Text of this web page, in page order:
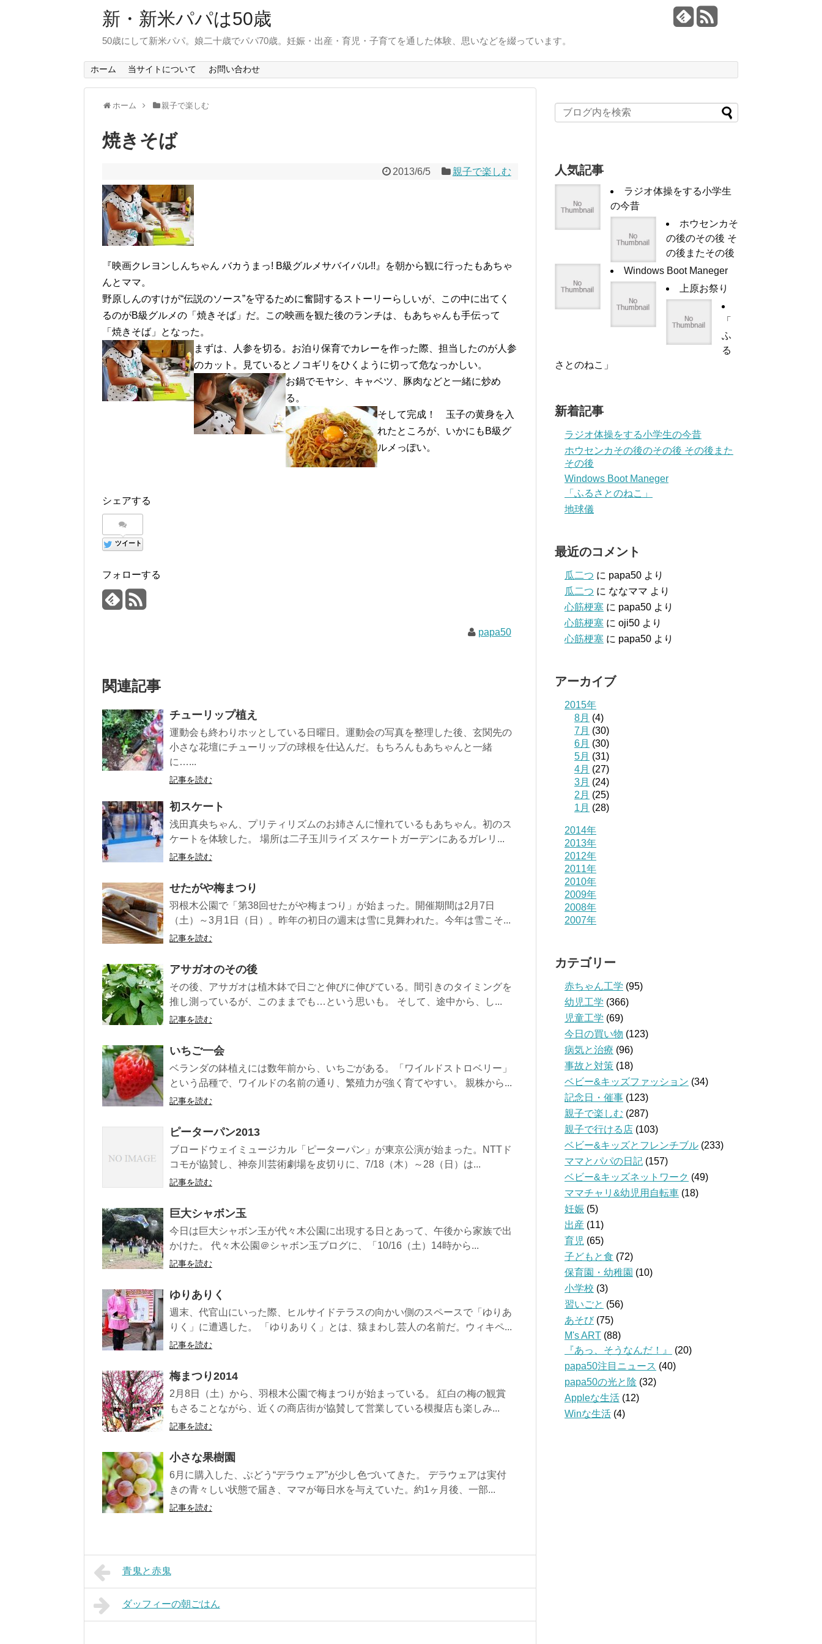
新・新米パパは50歳
50歳にして新米パパ。娘二十歳でパパ70歳。妊娠・出産・育児・子育てを通した体験、思いなどを綴っています。
ホーム 当サイトについて お問い合わせ
ホーム 親子で楽しむ
焼きそば
2013/6/5 親子で楽しむ
『映画クレヨンしんちゃん バカうまっ! B級グルメサバイバル!!』を朝から観に行ったもあちゃ
んとママ。
野原しんのすけが“伝説のソース”を守るために奮闘するストーリーらしいが、この中に出てく
るのがB級グルメの「焼きそば」だ。この映画を観た後のランチは、もあちゃんも手伝って
「焼きそば」となった。
まずは、人参を切る。お泊り保育でカレーを作った際、担当したのが人参
のカット。見ているとノコギリをひくように切って危なっかしい。
お鍋でモヤシ、キャベツ、豚肉などと一緒に炒め
る。
そして完成！ 玉子の黄身を入
れたところが、いかにもB級グ
ルメっぽい。
シェアする
ツイート
フォローする
papa50
関連記事
チューリップ植え
運動会も終わりホッとしている日曜日。運動会の写真を整理した後、玄関先の
小さな花壇にチューリップの球根を仕込んだ。もちろんもあちゃんと一緒
に…...
記事を読む
初スケート
浅田真央ちゃん、プリティリズムのお姉さんに憧れているもあちゃん。初のス
ケートを体験した。 場所は二子玉川ライズ スケートガーデンにあるガレリ...
記事を読む
せたがや梅まつり
羽根木公園で「第38回せたがや梅まつり」が始まった。開催期間は2月7日
（土）～3月1日（日）。昨年の初日の週末は雪に見舞われた。今年は雪こそ...
記事を読む
アサガオのその後
その後、アサガオは植木鉢で日ごと伸びに伸びている。間引きのタイミングを
推し測っているが、このままでも…という思いも。 そして、途中から、し...
記事を読む
いちご一会
ベランダの鉢植えには数年前から、いちごがある。「ワイルドストロベリー」
という品種で、ワイルドの名前の通り、繁殖力が強く育てやすい。 親株から...
記事を読む
ピーターパン2013
ブロードウェイミュージカル「ピーターパン」が東京公演が始まった。NTTド
コモが協賛し、神奈川芸術劇場を皮切りに、7/18（木）～28（日）は...
記事を読む
巨大シャボン玉
今日は巨大シャボン玉が代々木公園に出現する日とあって、午後から家族で出
かけた。 代々木公園＠シャボン玉ブログに、「10/16（土）14時から...
記事を読む
ゆりありく
週末、代官山にいった際、ヒルサイドテラスの向かい側のスペースで「ゆりあ
りく」に遭遇した。 「ゆりありく」とは、猿まわし芸人の名前だ。ウィキペ...
記事を読む
梅まつり2014
2月8日（土）から、羽根木公園で梅まつりが始まっている。 紅白の梅の観賞
もさることながら、近くの商店街が協賛して営業している模擬店も楽しみ...
記事を読む
小さな果樹園
6月に購入した、ぶどう“デラウェア”が少し色づいてきた。 デラウェアは実付
きの青々しい状態で届き、ママが毎日水を与えていた。約1ヶ月後、一部...
記事を読む
青鬼と赤鬼
ダッフィーの朝ごはん
人気記事
ラジオ体操をする小学生
の今昔
ホウセンカそ
の後のその後 そ
の後またその後
Windows Boot Maneger
上原お祭り
「
ふ
る
さとのねこ」
新着記事
ラジオ体操をする小学生の今昔
ホウセンカその後のその後 その後また
その後
Windows Boot Maneger
「ふるさとのねこ」
地球儀
最近のコメント
瓜二つ に papa50 より
瓜二つ に ななママ より
心筋梗塞 に papa50 より
心筋梗塞 に oji50 より
心筋梗塞 に papa50 より
アーカイブ
2015年
8月 (4)
7月 (30)
6月 (30)
5月 (31)
4月 (27)
3月 (24)
2月 (25)
1月 (28)
2014年
2013年
2012年
2011年
2010年
2009年
2008年
2007年
カテゴリー
赤ちゃん工学 (95)
幼児工学 (366)
児童工学 (69)
今日の買い物 (123)
病気と治療 (96)
事故と対策 (18)
ベビー&キッズファッション (34)
記念日・催事 (123)
親子で楽しむ (287)
親子で行ける店 (103)
ベビー&キッズとフレンチブル (233)
ママとパパの日記 (157)
ベビー&キッズネットワーク (49)
ママチャリ&幼児用自転車 (18)
妊娠 (5)
出産 (11)
育児 (65)
子どもと食 (72)
保育園・幼稚園 (10)
小学校 (3)
習いごと (56)
あそび(75)
M's ART (88)
『あっ、そうなんだ！』
(20)
papa50注目ニュース (40)
papa50の光と陰 (32)
Appleな生活 (12)
Winな生活 (4)